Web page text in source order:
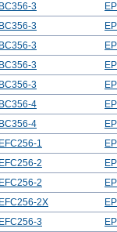
3
3
3
3
3
4
4
1
2
2
2X
3